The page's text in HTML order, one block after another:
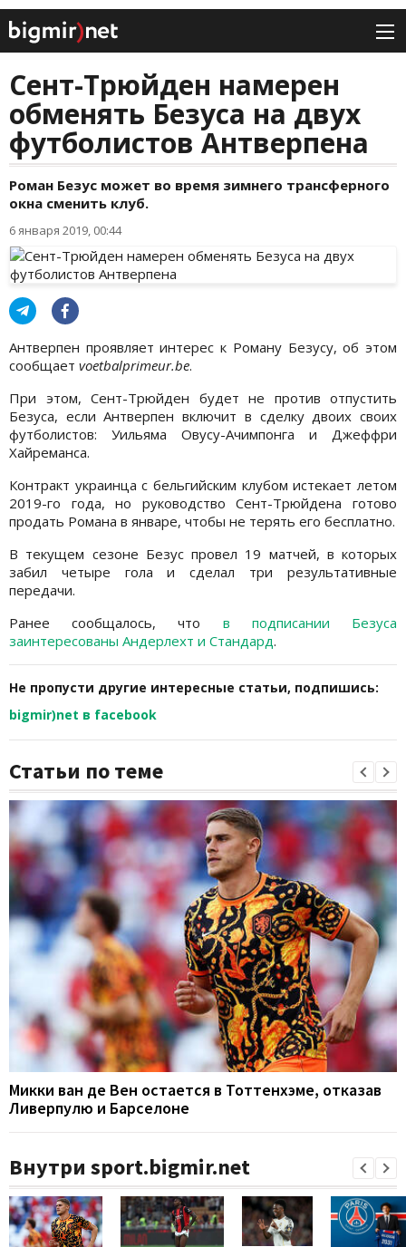
Сент-Трюйден намерен
обменять Безуса на двух
футболистов Антверпена
Роман Безус может во время зимнего трансферного
окна сменить клуб.
6 января 2019, 00:44
Антверпен проявляет интерес к Роману Безусу, об этом
сообщает voetbalprimeur.be.
При этом, Сент-Трюйден будет не против отпустить
Безуса, если Антверпен включит в сделку двоих своих
футболистов: Уильяма Овусу-Ачимпонга и Джеффри
Хайреманса.
Контракт украинца с бельгийским клубом истекает летом
2019-го года, но руководство Сент-Трюйдена готово
продать Романа в январе, чтобы не терять его бесплатно.
В текущем сезоне Безус провел 19 матчей, в которых
забил четыре гола и сделал три результативные
передачи.
Ранее сообщалось, что в подписании Безуса
заинтересованы Андерлехт и Стандард.
Не пропусти другие интересные статьи, подпишись:
bigmir)net в facebook
Статьи по теме
Микки ван де Вен остается в Тоттенхэме, отказав
Ливерпулю и Барселоне
Внутри sport.bigmir.net